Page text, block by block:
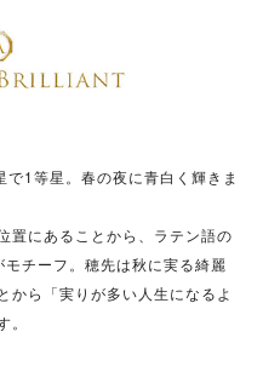
で1等星。春の夜に青白く輝きま
置にあることから、ラテン語の
チーフ。穂先は秋に実る綺麗
から「実りが多い人生になるよ